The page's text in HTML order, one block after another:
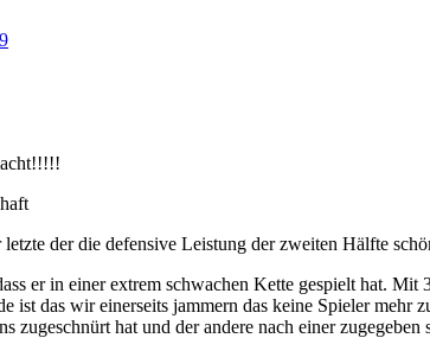
der die defensive Leistung der zweiten Hälfte
er in einer extrem schwachen Kette gespielt hat. Mit
ist das wir einerseits jammern das keine Spieler
zugeschnürt hat und der andere nach einer